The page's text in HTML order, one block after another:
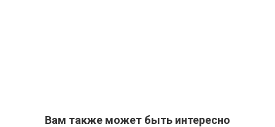
Вам также может быть интересно